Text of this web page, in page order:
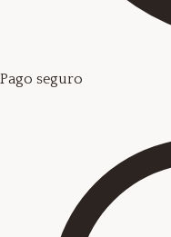
Pago seguro